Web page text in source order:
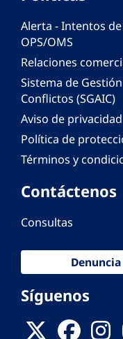
Alerta - Intentos
OPS/OMS
Relaciones
Sistema de
Conflictos (SGAIC)
Aviso de privacidad
Política de
Términos y
Contáctenos
Consultas
Síguenos